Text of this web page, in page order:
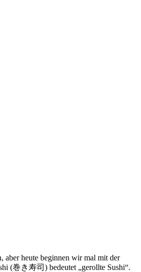
aber heute beginnen wir mal mit der
(巻き寿司) bedeutet „gerollte Sushi“.